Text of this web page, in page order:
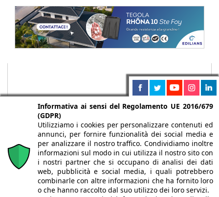
Chi siamo Autori Per la tua pubblicità
Iscriviti alla
newsletter
Informativa ai sensi del Regolamento UE 2016/679
(GDPR)
Utilizziamo i cookies per personalizzare contenuti ed
annunci, per fornire funzionalità dei social media e
per analizzare il nostro traffico. Condividiamo inoltre
informazioni sul modo in cui utilizza il nostro sito con
i nostri partner che si occupano di analisi dei dati
web, pubblicità e social media, i quali potrebbero
combinarle con altre informazioni che ha fornito loro
o che hanno raccolto dal suo utilizzo dei loro servizi.